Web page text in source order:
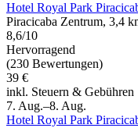
Hotel Royal Park
Piracicaba Zentrum, 3,4
8,6/10
Hervorragend
(230 Bewertungen)
39 €
inkl. Steuern & Gebühren
7. Aug.–8. Aug.
Hotel Royal Park